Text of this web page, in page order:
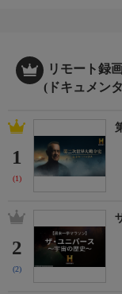
リモート録
(ドキュメン
1
(1)
2
(2)